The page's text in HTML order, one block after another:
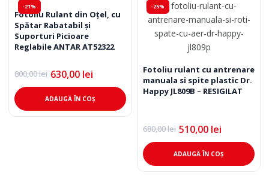
-21%
Fotoliu Rulant din Oțel, cu
Spătar Rabatabil și
Suporturi Picioare
Reglabile ANTAR AT52322
800,00lei
Prețul
inițial
a
fost:
800,00 lei.
630,00 lei
Prețul
curent
este:
630,00 lei.
ADAUGĂ ÎN COȘ
-25%
Fotoliu rulant cu antrenare
manuala si spite plastic Dr.
Happy JL809B – RESIGILAT
680,00lei
Prețul
inițial
a
fost:
680,00 lei.
510,00 lei
Prețul
curent
este:
510,00 lei.
ADAUGĂ ÎN COȘ